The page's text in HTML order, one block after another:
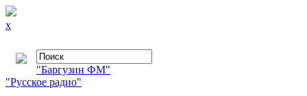
x
"Баргузин ФМ"
"Русское радио"